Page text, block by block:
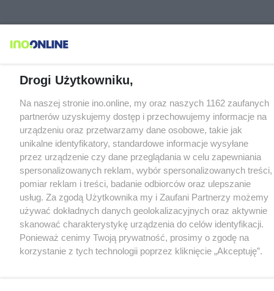
Drogi Użytkowniku,
Na naszej stronie ino.online, my oraz naszych 1162 zaufanych
partnerów uzyskujemy dostęp i przechowujemy informacje na
urządzeniu oraz przetwarzamy dane osobowe, takie jak
unikalne identyfikatory, standardowe informacje wysyłane
przez urządzenie czy dane przeglądania w celu zapewniania
spersonalizowanych reklam, wybór spersonalizowanych treści,
pomiar reklam i treści, badanie odbiorców oraz ulepszanie
usług. Za zgodą Użytkownika my i Zaufani Partnerzy możemy
używać dokładnych danych geolokalizacyjnych oraz aktywnie
skanować charakterystykę urządzenia do celów identyfikacji.
Ponieważ cenimy Twoją prywatność, prosimy o zgodę na
korzystanie z tych technologii poprzez kliknięcie „Akceptuję”.